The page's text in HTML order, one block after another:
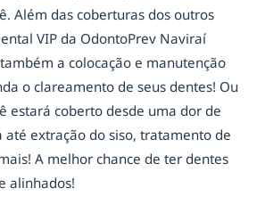
Além das coberturas dos outros
VIP da OdontoPrev Naviraí
a colocação e manutenção
o clareamento de seus dentes! Ou
estará coberto desde uma dor de
até extração do siso, tratamento de
A melhor chance de ter dentes
alinhados!